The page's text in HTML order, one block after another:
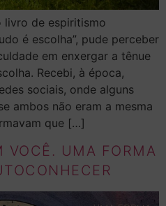
livro de espiritismo
é escolha”, pude perceber
em enxergar a tênue
Recebi, à época,
sociais, onde alguns
ambos não eram a mesma
que […]
VOCÊ. UMA FORMA